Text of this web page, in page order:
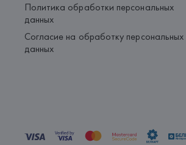
Политика обработки персональных
данных
Согласие на обработку персональных
данных